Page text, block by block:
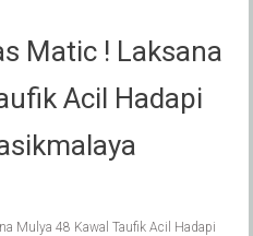
Matic ! Laksana
Acil Hadapi
Mulya 48 Kawal Taufik Acil Hadapi